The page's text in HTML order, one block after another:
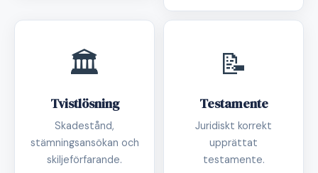
🏛️
Tvistlösning
Skadestånd,
stämningsansökan och
skiljeförfarande.
📝
Testamente
Juridiskt korrekt
upprättat
testamente.